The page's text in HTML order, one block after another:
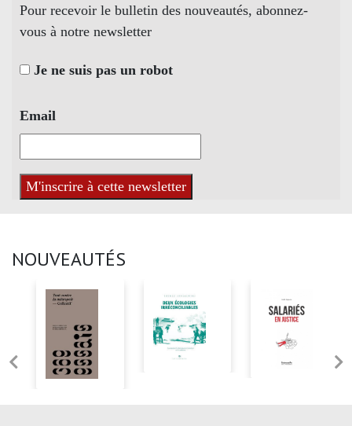
Pour recevoir le bulletin des nouveautés, abonnez-
vous à notre newsletter
Je ne suis pas un robot
Email
NOUVEAUTÉS